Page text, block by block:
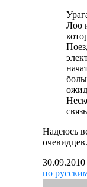
Лоо
Надеюсь
очевидцев.
по